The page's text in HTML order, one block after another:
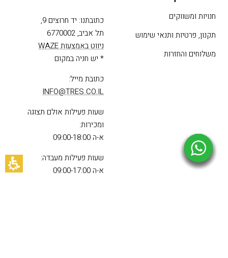
חנויות ומשווקים
תקנון, פרטיות ותנאי שימוש
משלוחים והחזרות
כתובתנו: יד חרוצים 9,
תל אביב, 6770002
ניווט באמצעות WAZE
* יש חניה במקום
כתובת מייל:
INFO@TRES.CO.IL
שעות פעילות אולם תצוגה
ומכירות:
א-ה 09:00-18:00
שעות פעילות מעבדה:
א-ה 09:00-17:00